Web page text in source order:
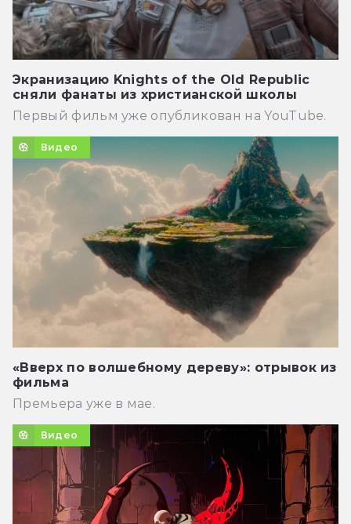
Экранизацию Knights of the Old Republic
сняли фанаты из христианской школы
Первый фильм уже опубликован на YouTube.
Видео
«Вверх по волшебному дереву»: отрывок из
фильма
Премьера уже в мае.
Видео